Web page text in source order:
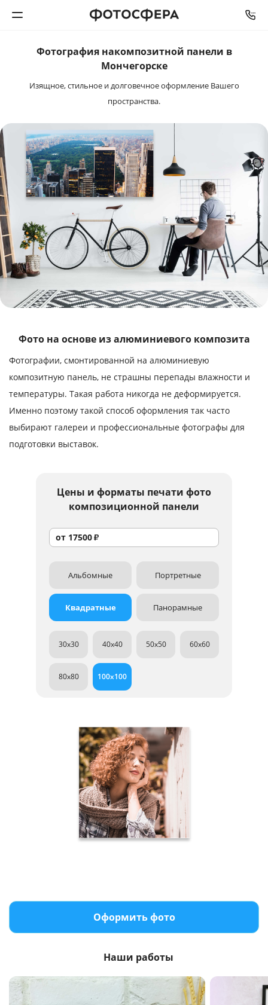
Фотокниги
Календари
Интерьерная печать
Фотоподарки
Багетная мастерская
Полиграфия
Услуги и сервис
Фотография накомпозитной панели в
Мончегорске
Изящное, стильное и долговечное оформление Вашего
пространства.
СРОК ИЗГОТОВЛЕНИЯ ОТ3ДО5
Фото на основе из алюминиевого композита
Фотографии, смонтированной на алюминиевую
композитную панель, не страшны перепады влажности и
температуры. Такая работа никогда не деформируется.
Именно поэтому такой способ оформления так часто
выбирают галереи и профессиональные фотографы для
подготовки выставок.
Цены и форматы печати фото
композиционной панели
от 17500₽
Альбомные Портретные
Квадратные Панорамные
30x30 40x40 50x50 60x60
80x80 100x100
Оформить фото
Наши работы